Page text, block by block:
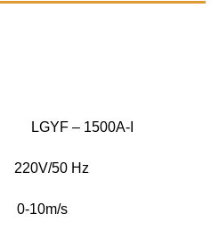
LGYF – 1500A-I
50 Hz
10m/s